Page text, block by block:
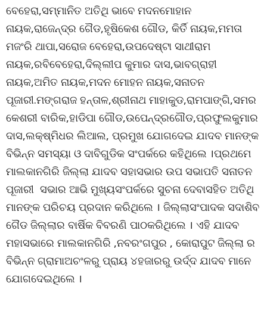
ବେହେରା,ସମ୍ମାନିତ ଅତିଥି ଭାବେ ମଦନମୋହାନ
ନାୟକ,ରାଜେନ୍ଦ୍ର ଗୈଡ,ହୃଷିକେଶ ଗୌଡ, କିର୍ତି ନାୟକ,ମମତା
ମଜଂରି ଥାପା,ସରୋଜ ବେହେରା,ଉପଦେଷ୍ଟା ସାଥୀରାମ
ନାୟକ,ରବିବେହେରା,ଦିଲ୍ଲୀପ କୁମାର ଦାସ,ଭାବଗ୍ରାହୀ
ନାୟକ,ଅମିତ ନାୟକ,ମଦନ ମୋହନ ନାୟକ,ସନାତନ
ପୂଜାରୀ.ମଙ୍ଗରାଜ ହନ୍ତାଳ,ଶ୍ରୀନାଥ ମାହାକୁଡ,ରାମପାଙ୍ଗି,ସମର
କେଶରୀ ବାରିକ,ହାଡିପା ଗୌଡ,ଉପେନ୍ଦ୍ରଗୌଡ,ପ୍ରଫୁଲକୁମାର
ଦାସ,ଲକ୍ଷ୍ମିଧର ଲିଆଲ, ପ୍ରମୁଖ ଯୋଗଦେଇ ଯାଦବ ମାନଙ୍କ
ବିଭିନ୍ନ ସମସ୍ୟା ଓ ଦାବିଗୁଡିକ ସଂପର୍କରେ କହିଥିଲେ ।ପ୍ରଥମେ
ମାଲକାନଗିରି ଜିଲ୍ଲା ଯାଦବ ସହାସଭାର ଉପ ସଭାପତି ସନାତନ
ପୂଜାରୀ ସଭାର ଆଭି ମୁଖ୍ୟସଂପର୍କରେ ସୁଚନା ଦେବାସହିତ ଅତିଥି
ମାନଙ୍କ ପରିଚୟ ପ୍ରଦାନ କରିଥିଲେ । ଜିଲ୍ଲାସଂପାଦକ ସଦାଶିବ
ଗୈଡ ଜିଲ୍ଲାର ବାର୍ଷିକ ବିବରଣି ପାଠକରିଥିଲେ । ଏହି ଯାଦବ
ମହାସଭାରେ ମାଲକାନଗିରି ,ନବରଂଗପୁର , କୋରାପୁଟ ଜିଲ୍ଲା ର
ବିଭିନ୍ନ ଗ୍ରାମାଅଚଂଳରୁ ପ୍ରାୟ ୪ହଜାରରୁ ଉର୍ଦ୍ଦ ଯାଦବ ମାନେ
ଯୋଗଦେଇଥିଲେ ।